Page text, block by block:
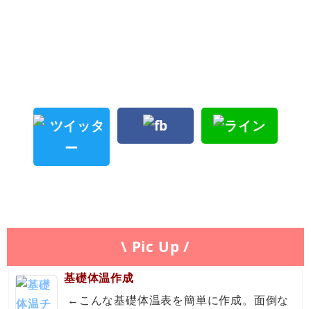
\ Pic Up /
基礎体温作成
←こんな基礎体温表を簡単に作成。面倒な